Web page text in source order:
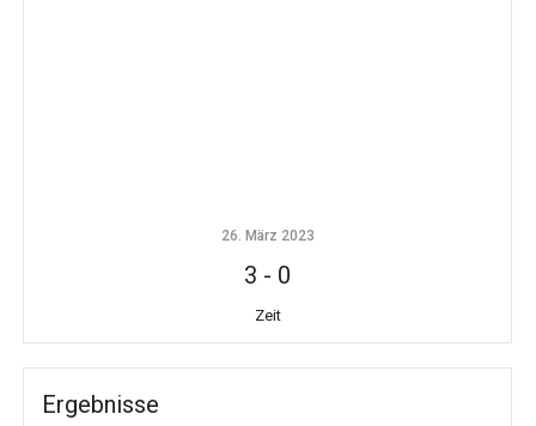
26. März 2023
3 - 0
Zeit
Ergebnisse